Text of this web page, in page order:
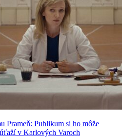
Prameň: Publikum si ho môže
v Karlových Varoch